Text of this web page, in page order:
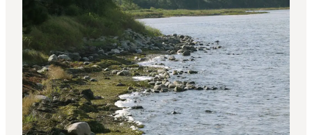
Byer & steder
Det sker
Guides & inspiration
Overnatning
Oplevelser